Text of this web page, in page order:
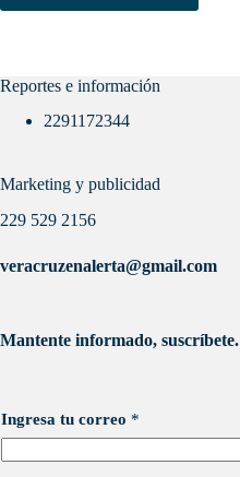
Reportes e información
2291172344
Marketing y publicidad
229 529 2156
veracruzenalerta@gmail.com
Mantente informado, suscríbete.
Ingresa tu correo *